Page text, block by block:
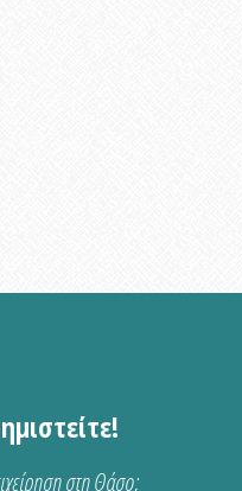
στη Θάσο;